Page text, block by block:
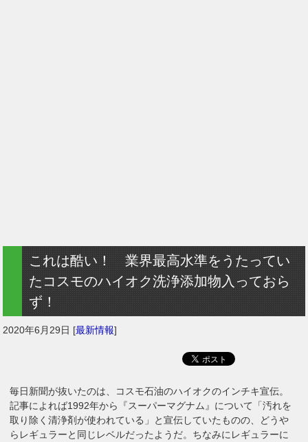
これは酷い！ 業界最高水準をうたってい
たコスモのハイオク洗浄添加物入っておら
ず！
2020年6月29日 [最新情報]
毎日新聞が抜いたのは、コスモ石油のハイオクのインチキ宣伝。
記事によれば1992年から『スーパーマグナム』について「汚れを
取り除く清浄剤が使われている」と宣伝していたものの、どうや
らレギュラーと同じレベルだったようだ。ちなみにレギュラーに